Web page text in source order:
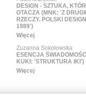
DESIGN - SZTUKA,
OTACZA (MNK: 'Z
RZECZY. POLSKI
1989')
Więcej
Zuzanna Sokołowska
ESENCJA
KUKI: 'STRUKTURA IKI')
Więcej